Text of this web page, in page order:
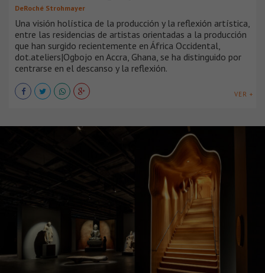
DeRoché Strohmayer
Una visión holística de la producción y la reflexión artística,
entre las residencias de artistas orientadas a la producción
que han surgido recientemente en África Occidental,
dot.ateliers|Ogbojo en Accra, Ghana, se ha distinguido por
centrarse en el descanso y la reflexión.
VER +